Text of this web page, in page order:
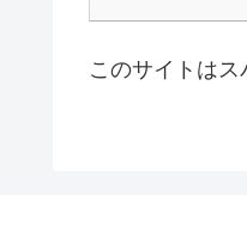
このサイトはス